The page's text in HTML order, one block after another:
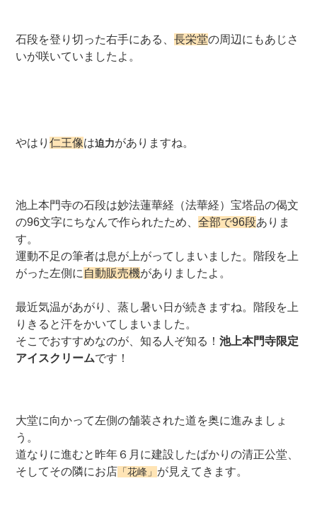
石段を登り切った右手にある、長栄堂の周辺にもあじさ
いが咲いていましたよ。
やはり仁王像は迫力がありますね。
池上本門寺の石段は妙法蓮華経（法華経）宝塔品の偈文
の96文字にちなんで作られたため、全部で96段ありま
す。
運動不足の筆者は息が上がってしまいました。階段を上
がった左側に 自動販売機がありましたよ。
最近気温があがり、蒸し暑い日が続きますね。階段を上
りきると汗をかいてしまいました。
そこでおすすめなのが、知る人ぞ知る！池上本門寺限定
アイスクリームです！
大堂に向かって左側の舗装された道を奥に進みましょ
う。
道なりに進むと昨年６月に建設したばかりの清正公堂、
そしてその隣にお店 「花峰」 が見えてきます。